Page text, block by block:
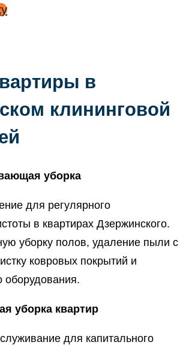
в
клининговой
уборка
для регулярного
в квартирах Дзержинского.
уборку полов, удаление пыли с
ковровых покрытий и
оборудования.
уборка квартир
для капитального